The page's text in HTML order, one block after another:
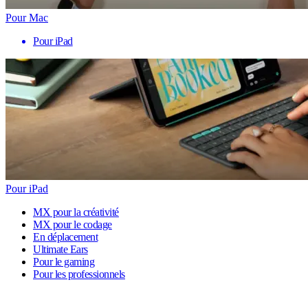
Pour Mac
Pour iPad
Pour iPad
MX pour la créativité
MX pour le codage
En déplacement
Ultimate Ears
Pour le gaming
Pour les professionnels